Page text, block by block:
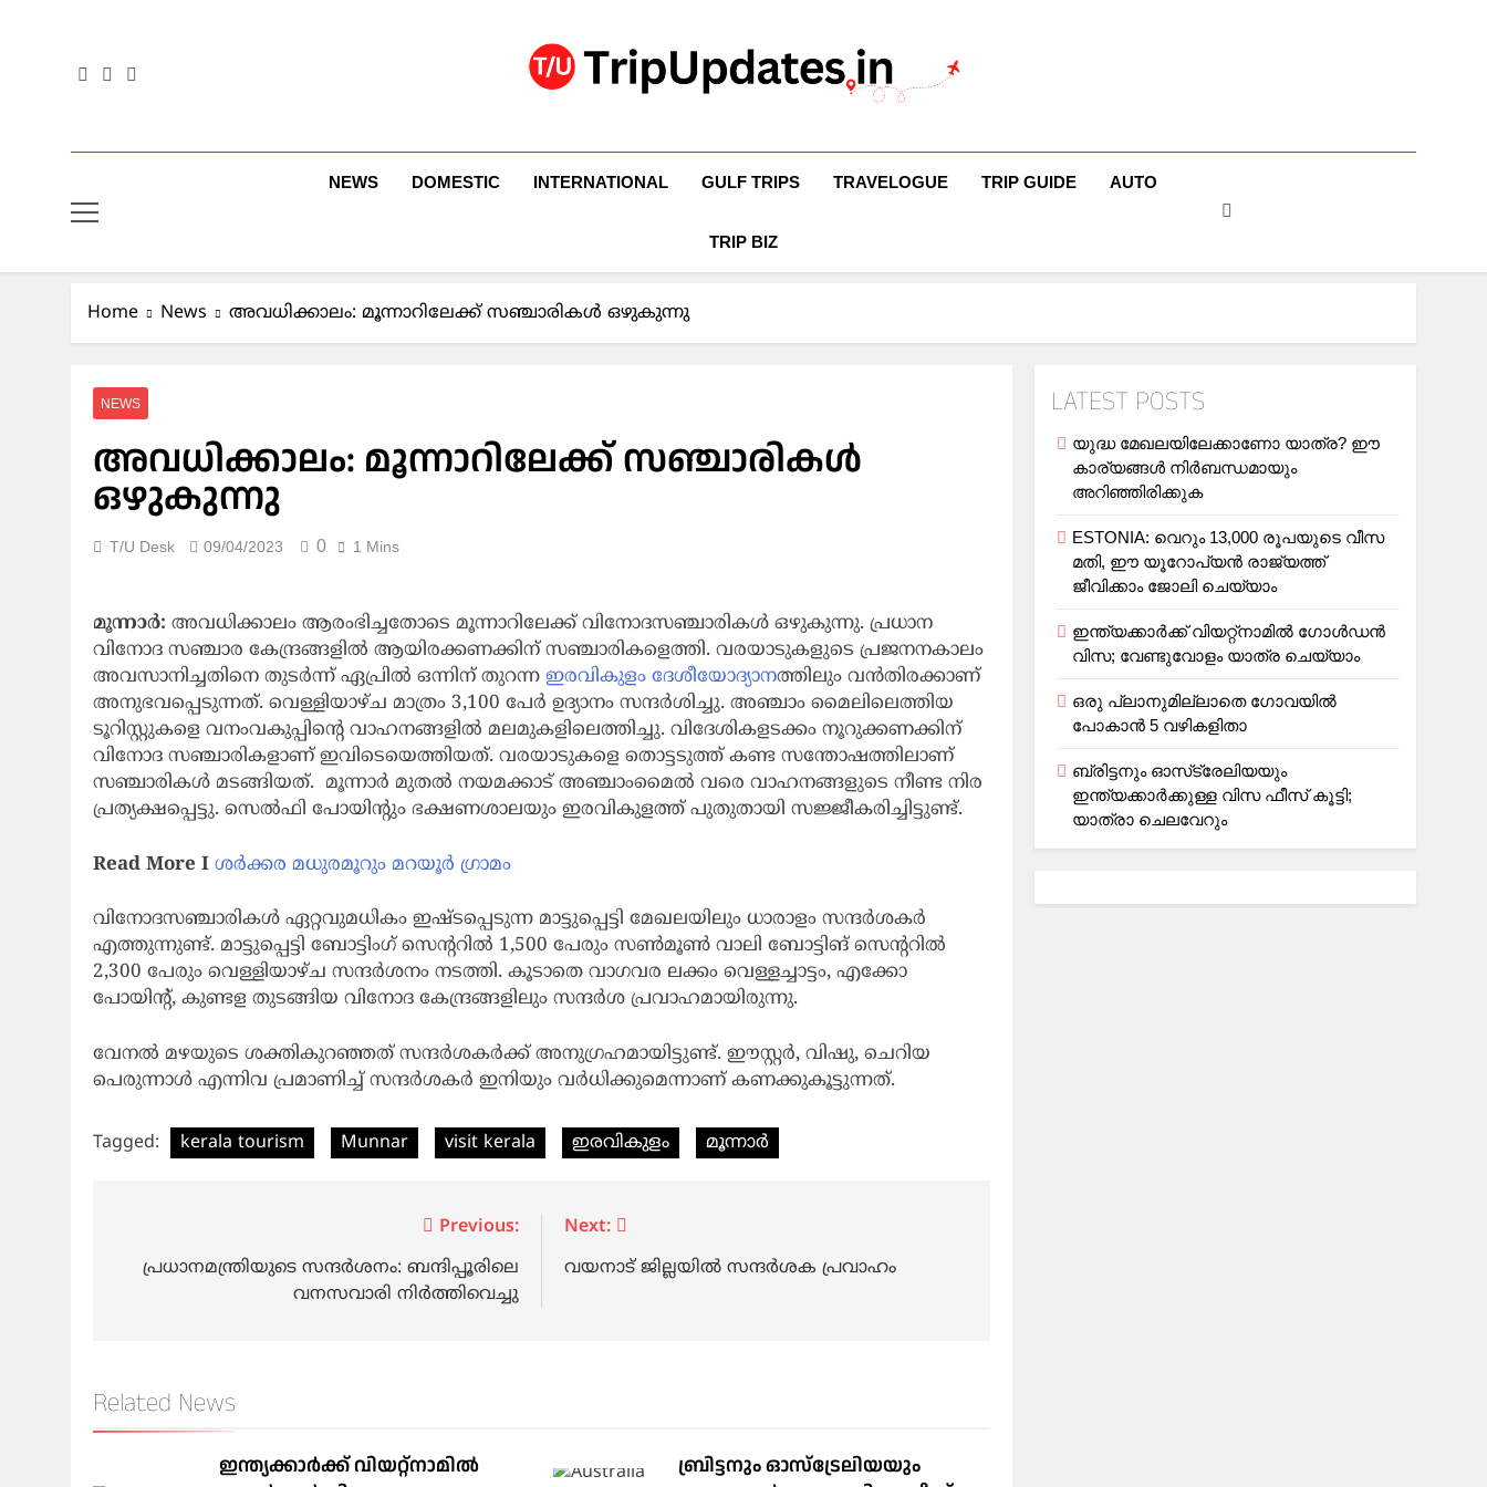
Trip Updates
NEWS DOMESTIC INTERNATIONAL GULF TRIPS TRAVELOGUE TRIP GUIDE AUTO
TRIP BIZ
Home News അവധിക്കാലം: മൂന്നാറിലേക്ക് സഞ്ചാരികള്‍ ഒഴുകുന്നു
NEWS
അവധിക്കാലം: മൂന്നാറിലേക്ക് സഞ്ചാരികള്‍
ഒഴുകുന്നു
T/U Desk 09/04/2023 0 1 Mins
മൂന്നാര്‍: അവധിക്കാലം ആരംഭിച്ചതോടെ മൂന്നാറിലേക്ക് വിനോദസഞ്ചാരികള്‍ ഒഴുകുന്നു. പ്രധാന
വിനോദ സഞ്ചാര കേന്ദ്രങ്ങളിൽ ആയിരക്കണക്കിന് സഞ്ചാരികളെത്തി. വരയാടുകളുടെ പ്രജനനകാലം
അവസാനിച്ചതിനെ തുടര്‍ന്ന് ഏപ്രില്‍ ഒന്നിന് തുറന്ന ഇരവികുളം ദേശീയോദ്യാനത്തിലും വന്‍തിരക്കാണ്
അനുഭവപ്പെടുന്നത്. വെള്ളിയാഴ്ച മാത്രം 3,100 പേര്‍ ഉദ്യാനം സന്ദര്‍ശിച്ചു. അഞ്ചാം മൈലിലെത്തിയ
ടൂറിസ്റ്റുകളെ വനംവകുപ്പിന്റെ വാഹനങ്ങളിൽ മലമുകളിലെത്തിച്ചു. വിദേശികളടക്കം നൂറുക്കണക്കിന്
വിനോദ സഞ്ചാരികളാണ് ഇവിടെയെത്തിയത്. വരയാടുകളെ തൊട്ടടുത്ത് കണ്ട സന്തോഷത്തിലാണ്
സഞ്ചാരികൾ മടങ്ങിയത്. മൂന്നാർ മുതൽ നയമക്കാട് അഞ്ചാംമൈൽ വരെ വാഹനങ്ങളുടെ നീണ്ട നിര
പ്രത്യക്ഷപ്പെട്ടു. സെല്‍ഫി പോയിന്റും ഭക്ഷണശാലയും ഇരവികുളത്ത് പുതുതായി സജ്ജീകരിച്ചിട്ടുണ്ട്.
Read More I ശർക്കര മധുരമൂറും മറയൂർ ഗ്രാമം
വിനോദസഞ്ചാരികള്‍ ഏറ്റവുമധികം ഇഷ്ടപ്പെടുന്ന മാട്ടുപ്പെട്ടി മേഖലയിലും ധാരാളം സന്ദര്‍ശകര്‍
എത്തുന്നുണ്ട്. മാട്ടുപ്പെട്ടി ബോട്ടിംഗ് സെന്ററില്‍ 1,500 പേരും സണ്‍മൂണ്‍ വാലി ബോട്ടിങ് സെന്ററില്‍
2,300 പേരും വെള്ളിയാഴ്ച സന്ദര്‍ശനം നടത്തി. കൂടാതെ വാഗവര ലക്കം വെള്ളച്ചാട്ടം, എക്കോ
പോയിന്റ്‌, കുണ്ടള തുടങ്ങിയ വിനോദ കേന്ദ്രങ്ങളിലും സന്ദർശ പ്രവാഹമായിരുന്നു.
വേനല്‍ മഴയുടെ ശക്തികുറഞ്ഞത് സന്ദര്‍ശകര്‍ക്ക് അനുഗ്രഹമായിട്ടുണ്ട്. ഈസ്റ്റർ, വിഷു, ചെറിയ
പെരുന്നാൾ എന്നിവ പ്രമാണിച്ച് സന്ദർശകര്‍ ഇനിയും വര്‍ധിക്കുമെന്നാണ് കണക്കുകൂട്ടുന്നത്.
Tagged: kerala tourism Munnar visit kerala ഇരവികുളം മൂന്നാര്‍
navigation
Previous:
പ്രധാനമന്ത്രിയുടെ സന്ദർശനം: ബന്ദിപ്പൂരിലെ
വനസവാരി നിർത്തിവെച്ചു
Next:
വയനാട് ജില്ലയില്‍ സന്ദര്‍ശക പ്രവാഹം
Related News
ഇന്ത്യക്കാർക്ക് വിയറ്റ്‌നാമില്‍
ബ്രിട്ടനും ഓസ്‌ട്രേലിയയും
LATEST POSTS
യുദ്ധ മേഖലയിലേക്കാണോ യാത്ര? ഈ
കാര്യങ്ങള്‍ നിര്‍ബന്ധമായും
അറിഞ്ഞിരിക്കുക
ESTONIA: വെറും 13,000 രൂപയുടെ വീസ
മതി, ഈ യൂറോപ്യന്‍ രാജ്യത്ത്
ജീവിക്കാം ജോലി ചെയ്യാം
ഇന്ത്യക്കാർക്ക് വിയറ്റ്‌നാമില്‍ ഗോള്‍ഡന്‍
വിസ; വേണ്ടുവോളം യാത്ര ചെയ്യാം
ഒരു പ്ലാനുമില്ലാതെ ഗോവയില്‍
പോകാൻ 5 വഴികളിതാ
ബ്രിട്ടനും ഓസ്‌ട്രേലിയയും
ഇന്ത്യക്കാര്‍ക്കുള്ള വിസ ഫീസ് കൂട്ടി;
യാത്രാ ചെലവേറും